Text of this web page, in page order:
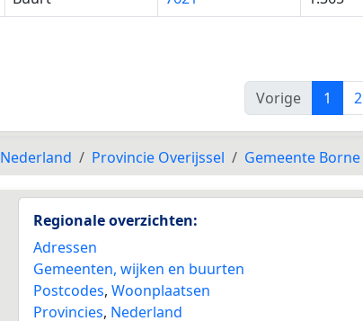
Vorige
1 2
Nederland Provincie Overijssel Gemeente Borne
Regionale overzichten:
Adressen
Gemeenten, wijken en buurten
Postcodes, Woonplaatsen
Provincies, Nederland